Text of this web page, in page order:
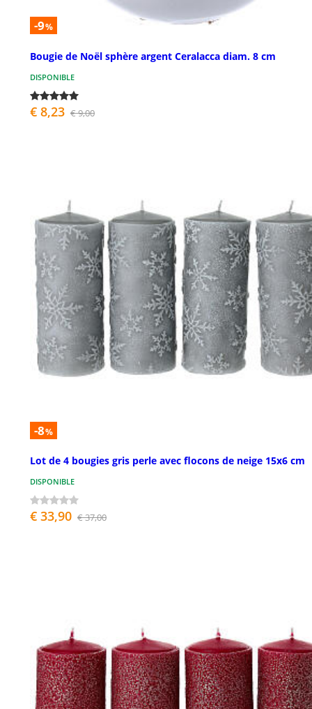
-9%
Bougie de Noël sphère argent Ceralacca diam. 8 cm
DISPONIBLE
€ 8,23 € 9,00
-8%
Lot de 4 bougies gris perle avec flocons de neige 15x6 cm
DISPONIBLE
€ 33,90 € 37,00